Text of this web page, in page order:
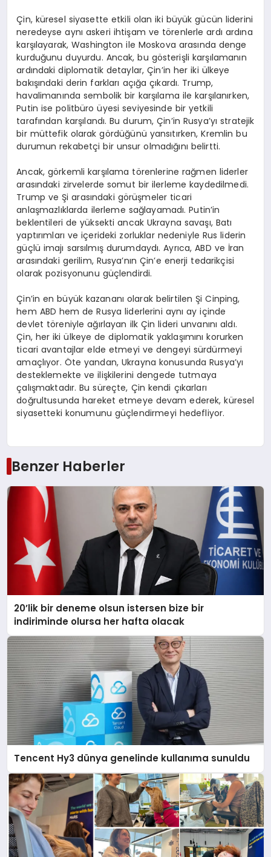
Çin, küresel siyasette etkili olan iki büyük gücün liderini
neredeyse aynı askeri ihtişam ve törenlerle ardı ardına
karşılayarak, Washington ile Moskova arasında denge
kurduğunu duyurdu. Ancak, bu gösterişli karşılamanın
ardındaki diplomatik detaylar, Çin’in her iki ülkeye
bakışındaki derin farkları açığa çıkardı. Trump,
havalimanında sembolik bir karşılama ile karşılanırken,
Putin ise politbüro üyesi seviyesinde bir yetkili
tarafından karşılandı. Bu durum, Çin’in Rusya’yı stratejik
bir müttefik olarak gördüğünü yansıtırken, Kremlin bu
durumun rekabetçi bir unsur olmadığını belirtti.
Ancak, görkemli karşılama törenlerine rağmen liderler
arasındaki zirvelerde somut bir ilerleme kaydedilmedi.
Trump ve Şi arasındaki görüşmeler ticari
anlaşmazlıklarda ilerleme sağlayamadı. Putin’in
beklentileri de yüksekti ancak Ukrayna savaşı, Batı
yaptırımları ve içerideki zorluklar nedeniyle Rus liderin
güçlü imajı sarsılmış durumdaydı. Ayrıca, ABD ve İran
arasındaki gerilim, Rusya’nın Çin’e enerji tedarikçisi
olarak pozisyonunu güçlendirdi.
Çin’in en büyük kazananı olarak belirtilen Şi Cinping,
hem ABD hem de Rusya liderlerini aynı ay içinde
devlet töreniyle ağırlayan ilk Çin lideri unvanını aldı.
Çin, her iki ülkeye de diplomatik yaklaşımını korurken
ticari avantajlar elde etmeyi ve dengeyi sürdürmeyi
amaçlıyor. Öte yandan, Ukrayna konusunda Rusya’yı
desteklemekte ve ilişkilerini dengede tutmaya
çalışmaktadır. Bu süreçte, Çin kendi çıkarları
doğrultusunda hareket etmeye devam ederek, küresel
siyasetteki konumunu güçlendirmeyi hedefliyor.
Benzer Haberler
20’lik bir deneme olsun istersen bize bir
indiriminde olursa her hafta olacak
Tencent Hy3 dünya genelinde kullanıma sunuldu